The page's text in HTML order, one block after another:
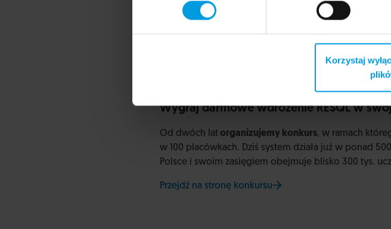
Korzystaj
Wygraj darmowe wdrożenie RESQL w
Od dwóch latorganizujemy konkurs, w ramach
w 100 placówkach. Dziś system działa już w ponad
Polsce i swoim zasięgiem obejmuje blisko 300 tys.
Przejdź na stronę konkursu